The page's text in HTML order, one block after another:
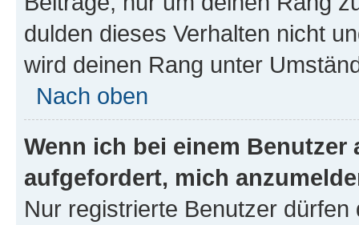
dulden dieses Verhalten nicht
wird deinen Rang unter
Nach oben
Wenn ich bei einem
aufgefordert, mich
Nur registrierte Benutzer